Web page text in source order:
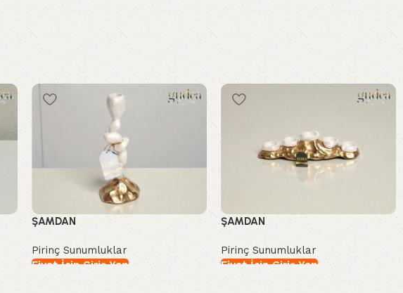
ŞAMDAN
Pirinç Sunumluklar
Fiyat İçin Giriş Yap
İncele
ŞAMDAN
Pirinç Sunumluklar
Fiyat İçin Giriş Yap
İncele